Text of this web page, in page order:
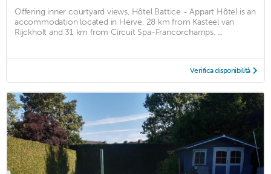
Offering inner courtyard views, Hôtel Battice - Appart Hôtel is an
accommodation located in Herve, 28 km from Kasteel van
Rijckholt and 31 km from Circuit Spa-Francorchamps. ...
Verifica disponibilità